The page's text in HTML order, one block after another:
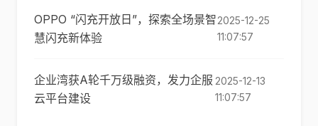
OPPO “闪充开放日”，探索全场景智
慧闪充新体验
2025-12-25
11:07:57
企业湾获A轮千万级融资，发力企服
云平台建设
2025-12-13
11:07:57